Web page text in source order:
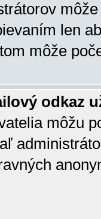
len
môže
odkaz
môžu